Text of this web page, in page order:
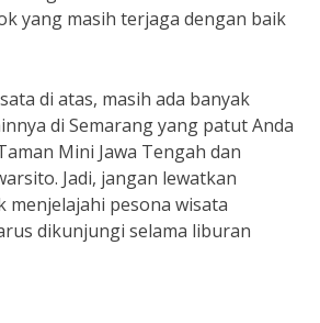
yang masih terjaga dengan baik
di atas, masih ada banyak
di Semarang yang patut Anda
Mini Jawa Tengah dan
Jadi, jangan lewatkan
menjelajahi pesona wisata
dikunjungi selama liburan